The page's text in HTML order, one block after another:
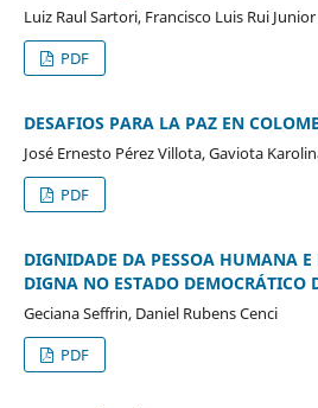
Luiz Raul Sartori, Francisco Luis Rui Junior
PDF
DESAFIOS PARA LA PAZ EN
José Ernesto Pérez Villota, Gaviota
PDF
DIGNIDADE DA PESSOA HUMANA
DIGNA NO ESTADO DEMOCRÁTICO
Geciana Seffrin, Daniel Rubens Cenci
PDF